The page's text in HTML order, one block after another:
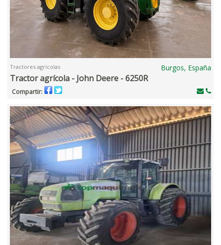
Tractores agrícolas Burgos, España
Tractor agrícola - John Deere - 6250R
Compartir: